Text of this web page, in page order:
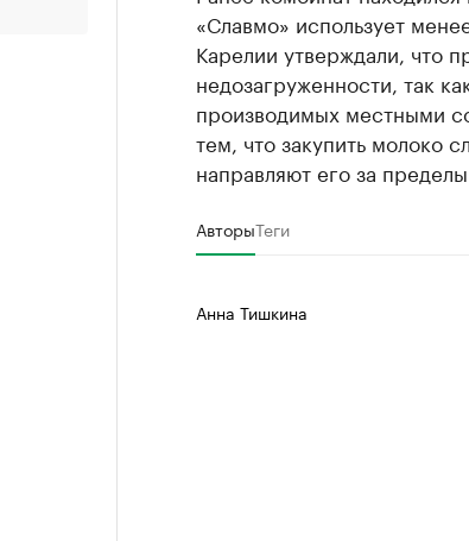
«Славмо» использует
Карелии утверждали, что
недозагруженности, так
производимых местными
тем, что закупить молоко
направляют его за
АвторыТеги
Анна Тишкина